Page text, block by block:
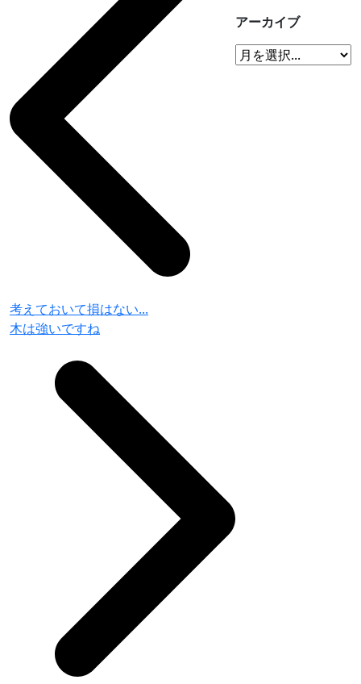
考えておいて損はない...
木は強いですね
アーカイブ